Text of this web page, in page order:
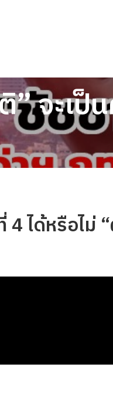
” จะเป็
4 ได้หรือไม่